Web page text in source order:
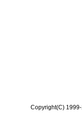
Copyright(C)